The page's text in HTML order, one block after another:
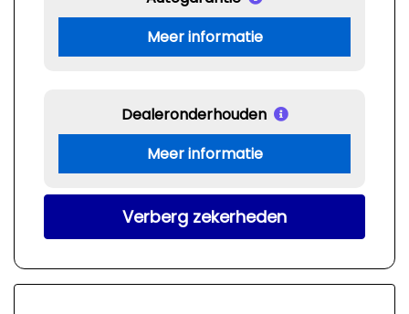
Meer informatie
Dealeronderhouden
Meer informatie
Verberg zekerheden